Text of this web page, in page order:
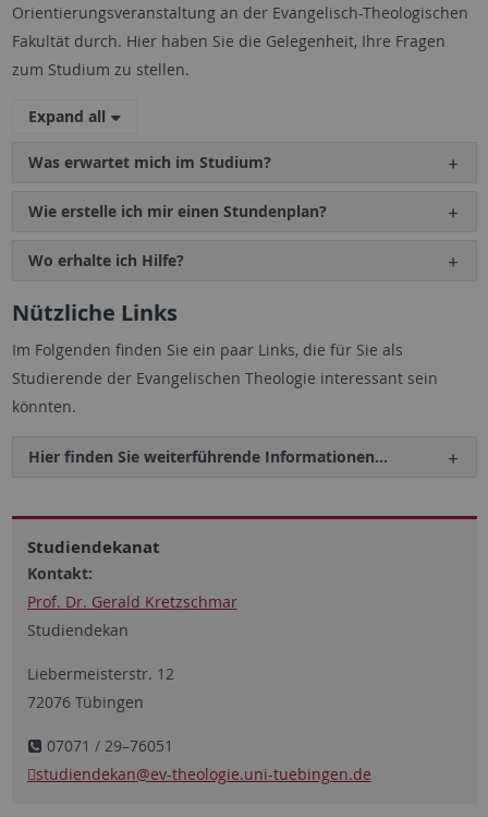
Orientierungsveranstaltung an der Evangelisch-Theologischen
Fakultät durch. Hier haben Sie die Gelegenheit, Ihre Fragen
zum Studium zu stellen.
Expand all
Was erwartet mich im Studium?
Wie erstelle ich mir einen Stundenplan?
Wo erhalte ich Hilfe?
Nützliche Links
Im Folgenden finden Sie ein paar Links, die für Sie als
Studierende der Evangelischen Theologie interessant sein
könnten.
Hier finden Sie weiterführende Informationen...
Studiendekanat
Kontakt:
Prof. Dr. Gerald Kretzschmar
Studiendekan
Liebermeisterstr. 12
72076 Tübingen
07071 / 29–76051
studiendekan@ev-theologie.uni-tuebingen.de